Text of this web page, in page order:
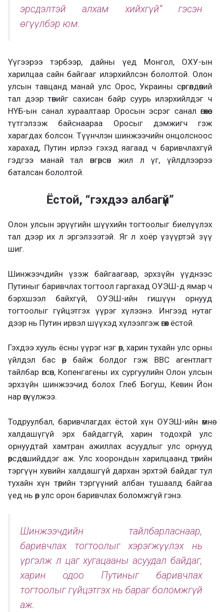
эрсдэлтэй алхам хийхгүй” гэсэн
өгүүлбэр юм.
Үүгээрээ тэрбээр, дайны үед Монгол, ОХУ-ын
харилцаа сайн байгааг илэрхийлсэн бололтой. Олон
улсын тавцанд манай улс Орос, Украины сөргөлдөөний
тал дээр төвийг сахисан байр суурь илэрхийлдэг ч
НҮБ-ын санал хураалтаар Оросын эсрэг санал өгөхөөс
түтгэлзэж байснаараа Оросыг дэмжигч гэж
харагдах болсон. Түүнчлэн шинжээчийн онцолсноос
харахад, Путин ирлээ гэхэд яагаад ч баривчлахгүй
гэдгээ манай тал өнгөрсөн жил л үг, үйлдлээрээ
баталсан бололтой.
Ёстой, “гэхдээ албагүй”
Олон улсын эрүүгийн шүүхийн тогтоолыг биелүүлэх
тал дээр их л эргэлзээтэй. Яг л хоёр үзүүртэй зүү
шиг.
Шинжээчдийн үзэж байгаагаар, эрхзүйн үүднээс
Путиныг баривчлах тогтоол гаргахад ОУЭШ-д ямар ч
бэрхшээл байхгүй, ОУЭШ-ийн гишүүн орнууд
тогтоолыг гүйцэтгэх үүрэг хүлээнэ. Ингээд нутаг
дээр нь Путин ирвэл шүүхэд хүлээлгэж өгөх ёстой.
Гэхдээ хууль ёсны үүрэг нэг өөр, харин тухайн улс орны
үйлдэл бас өөр байж болдог гэж ВВС агентлагт
тайлбар өгсөн, Копенгагены их сургуулийн Олон улсын
эрхзүйн шинжээчид болох Глеб Богуш, Кевин Йон
нар өгүүлжээ.
Тодруулбал, баривчлагдах ёстой хүн ОУЭШ-ийн өмнө
халдашүгүй эрх байдаггүй, харин тодохрй улс
орнуудтай хамтран ажиллах асуудлыг улс орнууд
өөрсдөө шийддэг аж. Улс хоорондын харилцаанд төрийн
тэргүүн хувийн халдашгүй дархан эрхтэй байдаг тул
тухайн хүн төрийн тэргүүний албан тушаалд байгаа
үед нь өөр улс орон баривчлах боломжгүй гэнэ.
Шинжээчдийн тайлбарласнаар,
баривчлах тогтоолыг хэрэгжүүлэх нь
үргэлж л цаг хугацааны асуудал байдаг,
харин одоо Путиныг баривчлах
тогтоолыг гүйцэтгэх нь бараг боломжгүй
аж.